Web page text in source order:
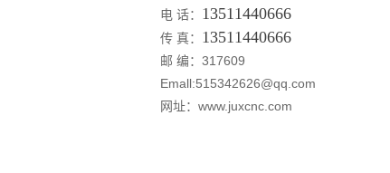
电 话： 13511440666
传 真： 13511440666
邮 编：317609
Emall:515342626@qq.com
网址：www.juxcnc.com